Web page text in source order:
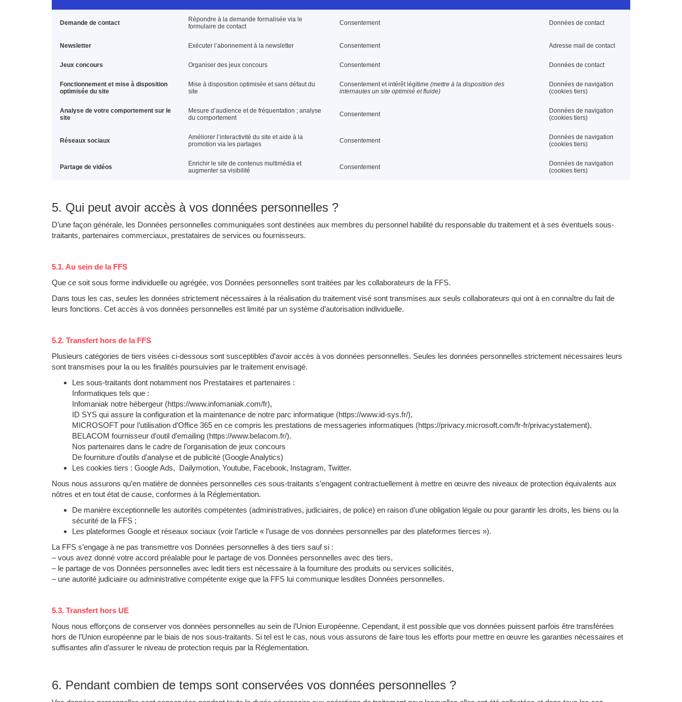
Demande de contact
Répondre à la demande formalisée via le
formulaire de contact
Consentement Données de contact
Newsletter Exécuter l’abonnement à la newsletter Consentement Adresse mail de contact
Jeux concours Organiser des jeux concours Consentement Données de contact
Fonctionnement et mise à disposition
optimisée du site
Mise à disposition optimisée et sans défaut du
site
Consentement et intérêt légitime (mettre à la disposition des
internautes un site optimisé et fluide)
Données de navigation
(cookies tiers)
Analyse de votre comportement sur le
site
Mesure d’audience et de fréquentation ; analyse
du comportement
Consentement
Données de navigation
(cookies tiers)
Réseaux sociaux
Améliorer l’interactivité du site et aide à la
promotion via les partages
Consentement
Données de navigation
(cookies tiers)
Partage de vidéos
Enrichir le site de contenus multimédia et
augmenter sa visibilité
Consentement
Données de navigation
(cookies tiers)
5. Qui peut avoir accès à vos données personnelles ?
D’une façon générale, les Données personnelles communiquées sont destinées aux membres du personnel habilité du responsable du traitement et à ses éventuels sous-
traitants, partenaires commerciaux, prestataires de services ou fournisseurs.
5.1. Au sein de la FFS
Que ce soit sous forme individuelle ou agrégée, vos Données personnelles sont traitées par les collaborateurs de la FFS.
Dans tous les cas, seules les données strictement nécessaires à la réalisation du traitement visé sont transmises aux seuls collaborateurs qui ont à en connaître du fait de
leurs fonctions. Cet accès à vos données personnelles est limité par un système d’autorisation individuelle.
5.2. Transfert hors de la FFS
Plusieurs catégories de tiers visées ci-dessous sont susceptibles d’avoir accès à vos données personnelles. Seules les données personnelles strictement nécessaires leurs
sont transmises pour la ou les finalités poursuivies par le traitement envisagé.
Les sous-traitants dont notamment nos Prestataires et partenaires :
Informatiques tels que :
Infomaniak notre hébergeur (https://www.infomaniak.com/fr),
ID SYS qui assure la configuration et la maintenance de notre parc informatique (https://www.id-sys.fr/),
MICROSOFT pour l’utilisation d’Office 365 en ce compris les prestations de messageries informatiques (https://privacy.microsoft.com/fr-fr/privacystatement),
BELACOM fournisseur d’outil d’emailing (https://www.belacom.fr/).
Nos partenaires dans le cadre de l’organisation de jeux concours
De fourniture d’outils d’analyse et de publicité (Google Analytics)
Les cookies tiers : Google Ads, Dailymotion, Youtube, Facebook, Instagram, Twitter.
Nous nous assurons qu’en matière de données personnelles ces sous-traitants s’engagent contractuellement à mettre en œuvre des niveaux de protection équivalents aux
nôtres et en tout état de cause, conformes à la Réglementation.
De manière exceptionnelle les autorités compétentes (administratives, judiciaires, de police) en raison d’une obligation légale ou pour garantir les droits, les biens ou la
sécurité de la FFS ;
Les plateformes Google et réseaux sociaux (voir l’article « l’usage de vos données personnelles par des plateformes tierces »).
La FFS s’engage à ne pas transmettre vos Données personnelles à des tiers sauf si :
– vous avez donné votre accord préalable pour le partage de vos Données personnelles avec des tiers,
– le partage de vos Données personnelles avec ledit tiers est nécessaire à la fourniture des produits ou services sollicités,
– une autorité judiciaire ou administrative compétente exige que la FFS lui communique lesdites Données personnelles.
5.3. Transfert hors UE
Nous nous efforçons de conserver vos données personnelles au sein de l’Union Européenne. Cependant, il est possible que vos données puissent parfois être transférées
hors de l’Union européenne par le biais de nos sous-traitants. Si tel est le cas, nous vous assurons de faire tous les efforts pour mettre en œuvre les garanties nécessaires et
suffisantes afin d’assurer le niveau de protection requis par la Réglementation.
6. Pendant combien de temps sont conservées vos données personnelles ?